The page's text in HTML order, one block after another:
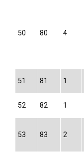
50 80 4
51 81 1
52 82 1
53 83 2